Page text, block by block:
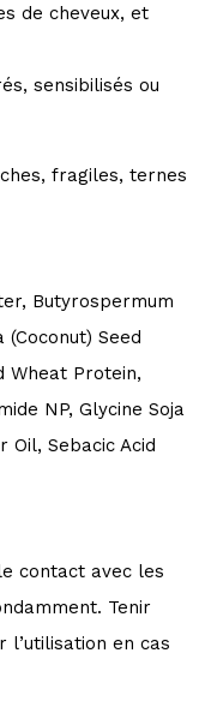
de cheveux, et
sensibilisés ou
fragiles, ternes
Butyrospermum
Seed
Wheat Protein,
NP, Glycine Soja
Oil, Sebacic Acid
contact avec les
Tenir
l’utilisation en cas